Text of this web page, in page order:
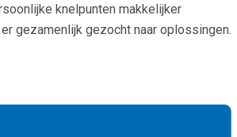
knelpunten makkelijker
gezamenlijk gezocht naar oplossingen.